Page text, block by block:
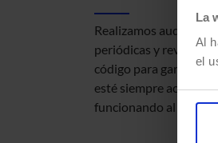
La
Al
el
Realizamos auditorías
periódicas y
código para
esté siempre
funcionando al